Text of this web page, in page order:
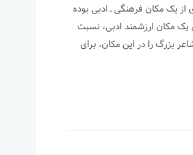
از یک مکان فرهنگی ـ ادبی بوده
یک مکان ارزشمند ادبی، نسبت
بزرگ را در این مکان، برای